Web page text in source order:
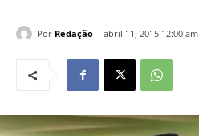
Por Redação abril 11, 2015 12:00 am